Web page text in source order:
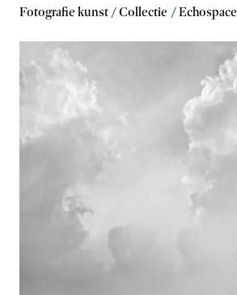
Fotografie kunst Collectie Echospace